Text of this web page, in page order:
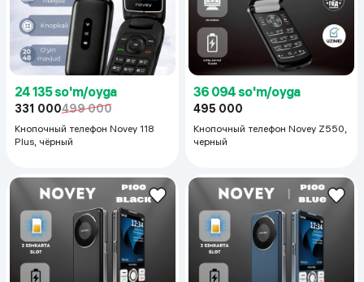
24 135 so'm/oyga
331 000499 000
Кнопочный телефон Novey 118
Plus, чёрный
36 094 so'm/oyga
495 000
Кнопочный телефон Novey Z550,
черный